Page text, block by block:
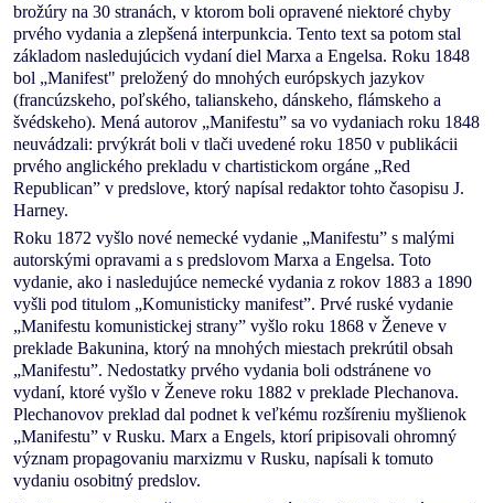
brožúry na 30 stranách, v ktorom boli opravené niektoré chyby
prvého vydania a zlepšená interpunkcia. Tento text sa potom stal
základom nasledujúcich vydaní diel Marxa a Engelsa. Roku 1848
bol „Manifest" preložený do mnohých európskych jazykov
(francúzskeho, poľského, talianskeho, dánskeho, flámskeho a
švédskeho). Mená autorov „Manifestu” sa vo vydaniach roku 1848
neuvádzali: prvýkrát boli v tlači uvedené roku 1850 v publikácii
prvého anglického prekladu v chartistickom orgáne „Red
Republican” v predslove, ktorý napísal redaktor tohto časopisu J.
Harney.
Roku 1872 vyšlo nové nemecké vydanie „Manifestu” s malými
autorskými opravami a s predslovom Marxa a Engelsa. Toto
vydanie, ako i nasledujúce nemecké vydania z rokov 1883 a 1890
vyšli pod titulom „Komunisticky manifest”. Prvé ruské vydanie
„Manifestu komunistickej strany” vyšlo roku 1868 v Ženeve v
preklade Bakunina, ktorý na mnohých miestach prekrútil obsah
„Manifestu”. Nedostatky prvého vydania boli odstránene vo
vydaní, ktoré vyšlo v Ženeve roku 1882 v preklade Plechanova.
Plechanovov preklad dal podnet k veľkému rozšíreniu myšlienok
„Manifestu” v Rusku. Marx a Engels, ktorí pripisovali ohromný
význam propagovaniu marxizmu v Rusku, napísali k tomuto
vydaniu osobitný predslov.